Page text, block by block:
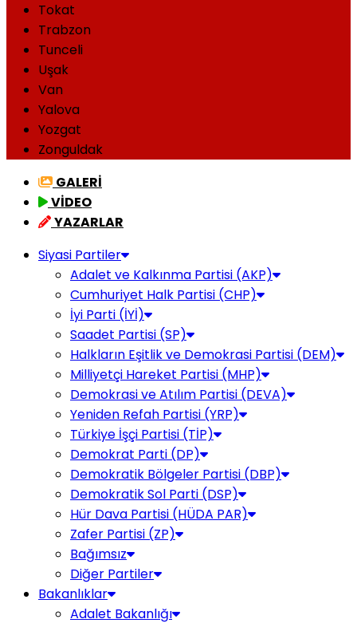
Tokat
Trabzon
Tunceli
Uşak
Van
Yalova
Yozgat
Zonguldak
GALERİ
VİDEO
YAZARLAR
Siyasi Partiler
Adalet ve Kalkınma Partisi (AKP)
Cumhuriyet Halk Partisi (CHP)
İyi Parti (İYİ)
Saadet Partisi (SP)
Halkların Eşitlik ve Demokrasi Partisi (DEM)
Milliyetçi Hareket Partisi (MHP)
Demokrasi ve Atılım Partisi (DEVA)
Yeniden Refah Partisi (YRP)
Türkiye İşçi Partisi (TİP)
Demokrat Parti (DP)
Demokratik Bölgeler Partisi (DBP)
Demokratik Sol Parti (DSP)
Hür Dava Partisi (HÜDA PAR)
Zafer Partisi (ZP)
Bağımsız
Diğer Partiler
Bakanlıklar
Adalet Bakanlığı